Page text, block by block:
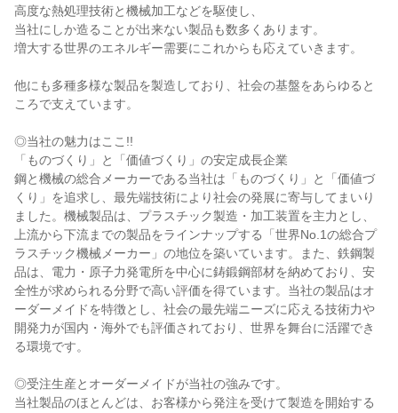
高度な熱処理技術と機械加工などを駆使し、
当社にしか造ることが出来ない製品も数多くあります。
増大する世界のエネルギー需要にこれからも応えていきます。
他にも多種多様な製品を製造しており、社会の基盤をあらゆると
ころで支えています。
◎当社の魅力はここ!!
「ものづくり」と「価値づくり」の安定成長企業
鋼と機械の総合メーカーである当社は「ものづくり」と「価値づ
くり」を追求し、最先端技術により社会の発展に寄与してまいり
ました。機械製品は、プラスチック製造・加工装置を主力とし、
上流から下流までの製品をラインナップする「世界No.1の総合プ
ラスチック機械メーカー」の地位を築いています。また、鉄鋼製
品は、電力・原子力発電所を中心に鋳鍛鋼部材を納めており、安
全性が求められる分野で高い評価を得ています。当社の製品はオ
ーダーメイドを特徴とし、社会の最先端ニーズに応える技術力や
開発力が国内・海外でも評価されており、世界を舞台に活躍でき
る環境です。
◎受注生産とオーダーメイドが当社の強みです。
当社製品のほとんどは、お客様から発注を受けて製造を開始する